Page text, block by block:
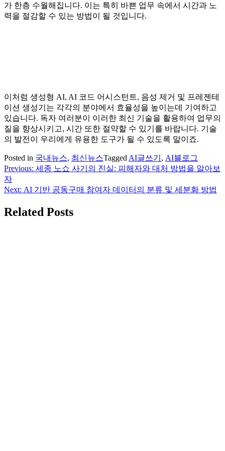
가 한층 수월해집니다. 이는 특히 바쁜 업무 속에서 시간과 노
력을 절감할 수 있는 방법이 될 것입니다.
이처럼 생성형 AI, AI 코드 어시스턴트, 음성 제거 및 프레젠테
이션 생성기는 각각의 분야에서 효율성을 높이는데 기여하고
있습니다. 독자 여러분이 이러한 최신 기술을 활용하여 업무의
질을 향상시키고, 시간 또한 절약할 수 있기를 바랍니다. 기술
의 발전이 우리에게 유용한 도구가 될 수 있도록 말이죠.
Posted in 국내뉴스, 최신뉴스Tagged AI글쓰기 , AI블로그
글
탐
Previous: 세종 노쇼 사기의 진실: 피해자와 대처 방법을 알아보
자
Next: AI 기반 공동구매 참여자 데이터의 분류 및 세분화 방법
Related Posts